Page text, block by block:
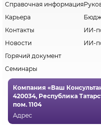
Справочная информация
Карьера
Контакты
Новости
Горячий документ
Семинары
ИИ-
ИИ-
Компания «Ваш
420034, Республика
пом. 1104
Адрес